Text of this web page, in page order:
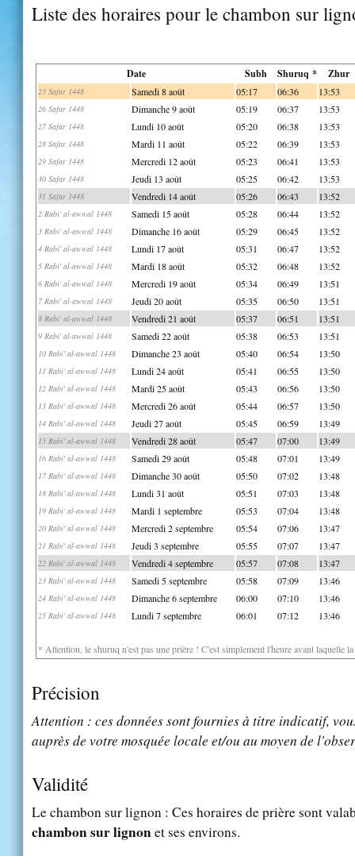
Liste des horaires pour le chambon sur
Date Subh Shuruq * Zhur
25 Safar 1448 Samedi 8 août 05:17 06:36 13:53
26 Safar 1448 Dimanche 9 août 05:19 06:37 13:53
27 Safar 1448 Lundi 10 août 05:20 06:38 13:53
28 Safar 1448 Mardi 11 août 05:22 06:39 13:53
29 Safar 1448 Mercredi 12 août 05:23 06:41 13:53
30 Safar 1448 Jeudi 13 août 05:25 06:42 13:53
31 Safar 1448 Vendredi 14 août 05:26 06:43 13:52
2 Rabi' al-awwal 1448 Samedi 15 août 05:28 06:44 13:52
3 Rabi' al-awwal 1448 Dimanche 16 août 05:29 06:45 13:52
4 Rabi' al-awwal 1448 Lundi 17 août 05:31 06:47 13:52
5 Rabi' al-awwal 1448 Mardi 18 août 05:32 06:48 13:52
6 Rabi' al-awwal 1448 Mercredi 19 août 05:34 06:49 13:51
7 Rabi' al-awwal 1448 Jeudi 20 août 05:35 06:50 13:51
8 Rabi' al-awwal 1448 Vendredi 21 août 05:37 06:51 13:51
9 Rabi' al-awwal 1448 Samedi 22 août 05:38 06:53 13:51
10 Rabi' al-awwal 1448 Dimanche 23 août 05:40 06:54 13:50
11 Rabi' al-awwal 1448 Lundi 24 août 05:41 06:55 13:50
12 Rabi' al-awwal 1448 Mardi 25 août 05:43 06:56 13:50
13 Rabi' al-awwal 1448 Mercredi 26 août 05:44 06:57 13:50
14 Rabi' al-awwal 1448 Jeudi 27 août 05:45 06:59 13:49
15 Rabi' al-awwal 1448 Vendredi 28 août 05:47 07:00 13:49
16 Rabi' al-awwal 1448 Samedi 29 août 05:48 07:01 13:49
17 Rabi' al-awwal 1448 Dimanche 30 août 05:50 07:02 13:48
18 Rabi' al-awwal 1448 Lundi 31 août 05:51 07:03 13:48
19 Rabi' al-awwal 1448 Mardi 1 septembre 05:53 07:04 13:48
20 Rabi' al-awwal 1448 Mercredi 2 septembre 05:54 07:06 13:47
21 Rabi' al-awwal 1448 Jeudi 3 septembre 05:55 07:07 13:47
22 Rabi' al-awwal 1448 Vendredi 4 septembre 05:57 07:08 13:47
23 Rabi' al-awwal 1448 Samedi 5 septembre 05:58 07:09 13:46
24 Rabi' al-awwal 1448 Dimanche 6 septembre 06:00 07:10 13:46
25 Rabi' al-awwal 1448 Lundi 7 septembre 06:01 07:12 13:46
* Attention, le shuruq n'est pas une prière ! C'est simplement l'heure avant laquelle
Précision
Attention : ces données sont fournies à titre indicatif,
auprès de votre mosquée locale et/ou au moyen de
Validité
Le chambon sur lignon : Ces horaires de prière sont
chambon sur lignonet ses environs.